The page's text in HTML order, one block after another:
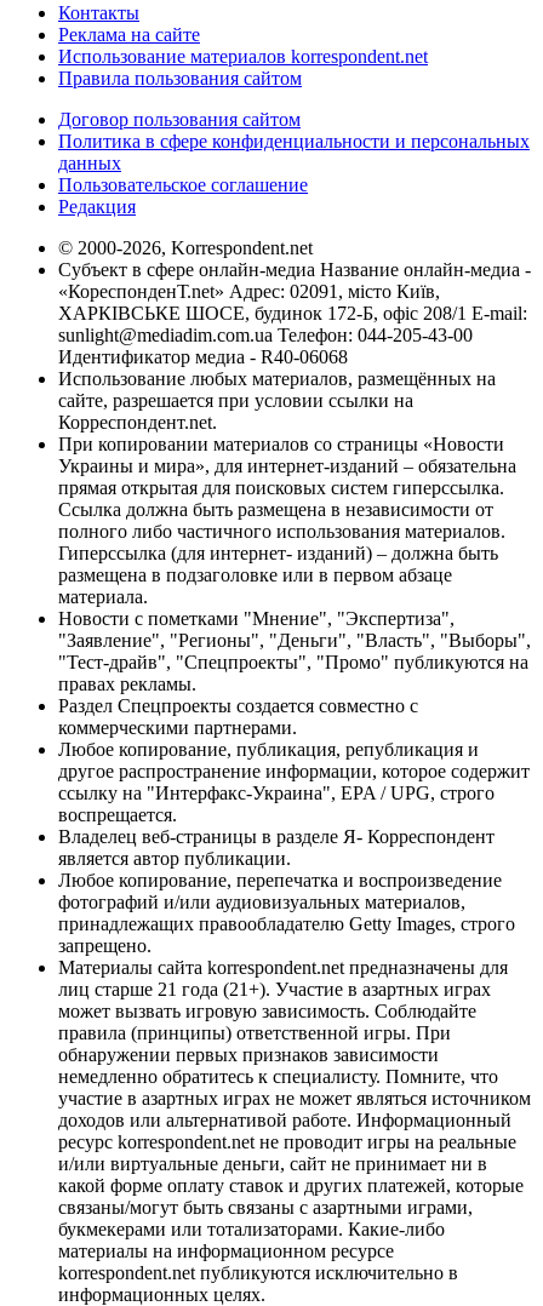
Контакты
Реклама на сайте
Использование материалов korrespondent.net
Правила пользования сайтом
Договор пользования сайтом
Политика в сфере конфиденциальности и персональных
данных
Пользовательское соглашение
Редакция
© 2000-2026, Korrespondent.net
Субъект в сфере онлайн-медиа Название онлайн-медиа -
«КореспонденТ.net» Адрес: 02091, місто Київ,
ХАРКІВСЬКЕ ШОСЕ, будинок 172-Б, офіс 208/1 E-mail:
sunlight@mediadim.com.ua Телефон: 044-205-43-00
Идентификатор медиа - R40-06068
Использование любых материалов, размещённых на
сайте, разрешается при условии ссылки на
Корреспондент.net.
При копировании материалов со страницы «Новости
Украины и мира», для интернет-изданий – обязательна
прямая открытая для поисковых систем гиперссылка.
Ссылка должна быть размещена в независимости от
полного либо частичного использования материалов.
Гиперссылка (для интернет- изданий) – должна быть
размещена в подзаголовке или в первом абзаце
материала.
Новости с пометками "Мнение", "Экспертиза",
"Заявление", "Регионы", "Деньги", "Власть", "Выборы",
"Тест-драйв", "Спецпроекты", "Промо" публикуются на
правах рекламы.
Раздел Спецпроекты создается совместно с
коммерческими партнерами.
Любое копирование, публикация, републикация и
другое распространение информации, которое содержит
ссылку на "Интерфакс-Украина", EPA / UPG, строго
воспрещается.
Владелец веб-страницы в разделе Я- Корреспондент
является автор публикации.
Любое копирование, перепечатка и воспроизведение
фотографий и/или аудиовизуальных материалов,
принадлежащих правообладателю Getty Images, строго
запрещено.
Материалы сайта korrespondent.net предназначены для
лиц старше 21 года (21+). Участие в азартных играх
может вызвать игровую зависимость. Соблюдайте
правила (принципы) ответственной игры. При
обнаружении первых признаков зависимости
немедленно обратитесь к специалисту. Помните, что
участие в азартных играх не может являться источником
доходов или альтернативой работе. Информационный
ресурс korrespondent.net не проводит игры на реальные
и/или виртуальные деньги, сайт не принимает ни в
какой форме оплату ставок и других платежей, которые
связаны/могут быть связаны с азартными играми,
букмекерами или тотализаторами. Какие-либо
материалы на информационном ресурсе
korrespondent.net публикуются исключительно в
информационных целях.